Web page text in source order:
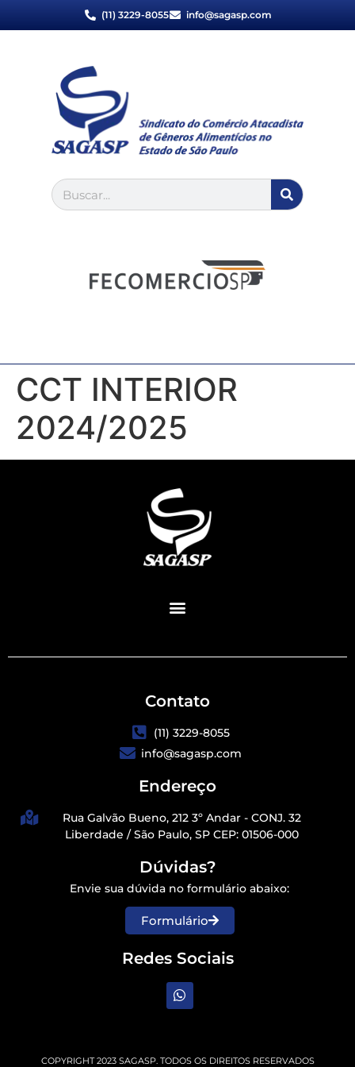
(11) 3229-8055 info@sagasp.com
CCT INTERIOR
2024/2025
Contato
(11) 3229-8055
info@sagasp.com
Endereço
Rua Galvão Bueno, 212 3º Andar - CONJ. 32
Liberdade / São Paulo, SP CEP: 01506-000
Dúvidas?
Envie sua dúvida no formulário abaixo:
Formulário
Redes Sociais
COPYRIGHT 2023 SAGASP. TODOS OS DIREITOS RESERVADOS